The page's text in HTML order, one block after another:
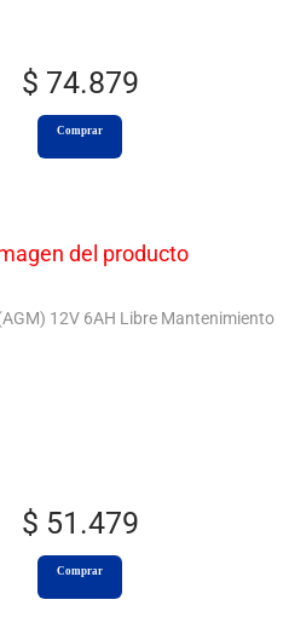
$ 74.879
Comprar
12V 6AH Libre Mantenimiento
$ 51.479
Comprar